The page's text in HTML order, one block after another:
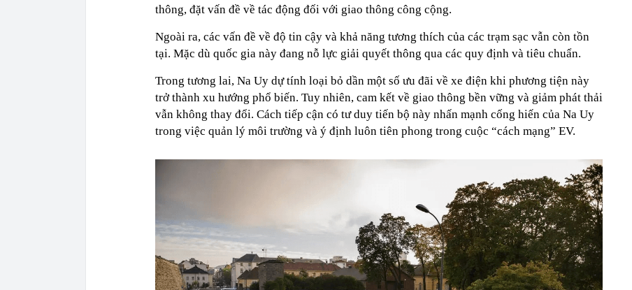
thông, đặt vấn đề về tác động đối với giao thông công cộng.
Ngoài ra, các vấn đề về độ tin cậy và khả năng tương thích của các trạm sạc vẫn còn tồn
tại. Mặc dù quốc gia này đang nỗ lực giải quyết thông qua các quy định và tiêu chuẩn.
Trong tương lai, Na Uy dự tính loại bỏ dần một số ưu đãi về xe điện khi phương tiện này
trở thành xu hướng phổ biến. Tuy nhiên, cam kết về giao thông bền vững và giảm phát thải
vẫn không thay đổi. Cách tiếp cận có tư duy tiến bộ này nhấn mạnh cống hiến của Na Uy
trong việc quản lý môi trường và ý định luôn tiên phong trong cuộc “cách mạng” EV.